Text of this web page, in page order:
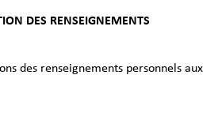
DES RENSEIGNEMENTS
des renseignements personnels aux